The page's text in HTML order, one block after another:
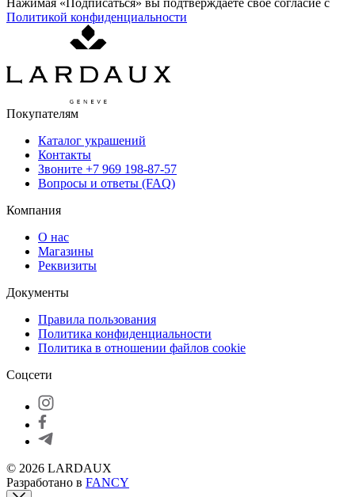
Политикой конфиденциальности
Покупателям
Каталог украшений
Контакты
Звоните +7 969 198-87-57
Вопросы и ответы (FAQ)
Компания
О нас
Магазины
Реквизиты
Документы
Правила пользования
Политика конфиденциальности
Политика в отношении файлов cookie
Соцсети
© 2026 LARDAUX
Разработано в FANCY